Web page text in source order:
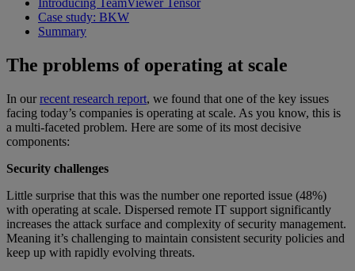
Introducing TeamViewer Tensor
Case study: BKW
Summary
The problems of operating at scale
In ourrecent research report, we found that one of the key issues
facing today’s companies is operating at scale. As you know, this is
a multi-faceted problem. Here are some of its most decisive
components:
Security challenges
Little surprise that this was the number one reported issue (48%)
with operating at scale. Dispersed remote IT support significantly
increases the attack surface and complexity of security management.
Meaning it’s challenging to maintain consistent security policies and
keep up with rapidly evolving threats.